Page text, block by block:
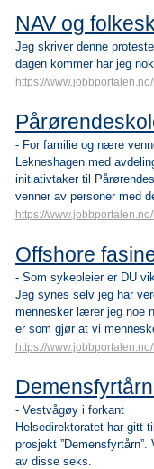
NAV og
Jeg skriver denne
dagen kommer har jeg
https://
- For familie og nære
Lekneshagen med
initiativtaker til
venner av personer med
https://
Offshore
- Som sykepleier er DU
Jeg synes selv jeg har
mennesker lærer jeg noe
er som gjør at vi
https://
- Vestvågøy i forkant
Helsedirektoratet har gitt
prosjekt
av disse seks.